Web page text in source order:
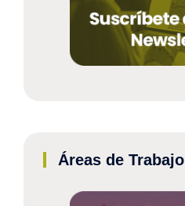
Áreas de Trabajo